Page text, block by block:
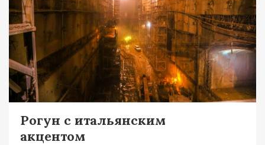
Рогун с итальянским
акцентом